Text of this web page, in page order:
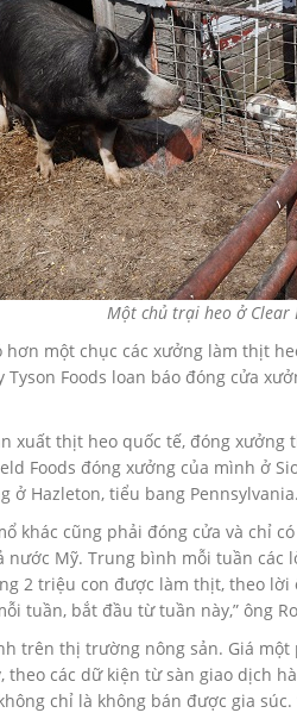
Một chủ trại heo ở Clear
một chục các xưởng làm thịt
Tyson Foods loan báo đóng cửa
xuất thịt heo quốc tế, đóng
Foods đóng xưởng của mình ở
ở Hazleton, tiểu bang Pennsylvania.
khác cũng phải đóng cửa và chỉ
nước Mỹ. Trung bình mỗi tuần
2 triệu con được làm thịt, theo
tuần, bắt đầu từ tuần này,” ông
trên thị trường nông sản. Giá
theo các dữ kiện từ sàn giao dịch
chỉ là không bán được gia